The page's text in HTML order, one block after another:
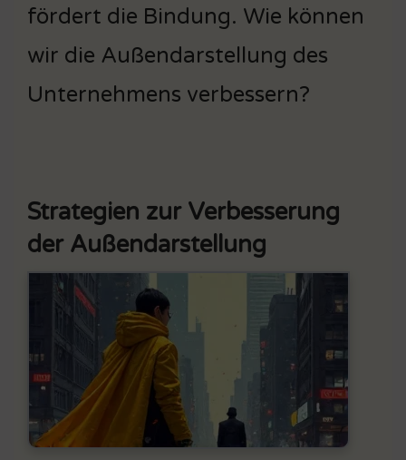
fördert die Bindung. Wie können
wir die Außendarstellung des
Unternehmens verbessern?
Strategien zur Verbesserung
der Außendarstellung